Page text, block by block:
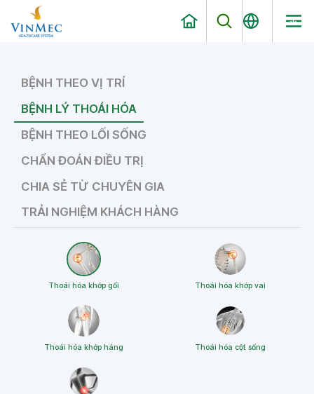
BỆNH THEO VỊ TRÍ
BỆNH LÝ THOÁI HÓA
BỆNH THEO LỐI SỐNG
CHẨN ĐOÁN ĐIỀU TRỊ
CHIA SẺ TỪ CHUYÊN GIA
TRẢI NGHIỆM KHÁCH HÀNG
Thoái hóa khớp gối Thoái hóa khớp vai
Thoái hóa khớp háng Thoái hóa cột sống